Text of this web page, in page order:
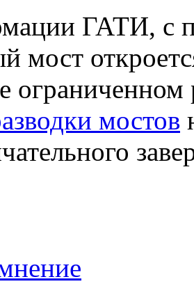
ГАТИ, с
мост
мостов